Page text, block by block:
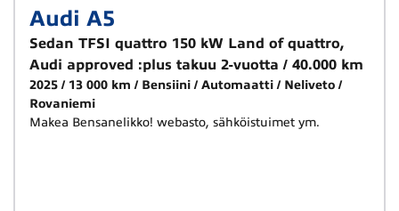
Audi A5
Sedan TFSI quattro 150 kW Land of quattro,
Audi approved :plus takuu 2-vuotta / 40.000 km
2025 13 000 km Bensiini Automaatti
Neliveto
Rovaniemi
Makea Bensanelikko! webasto, sähköistuimet ym.